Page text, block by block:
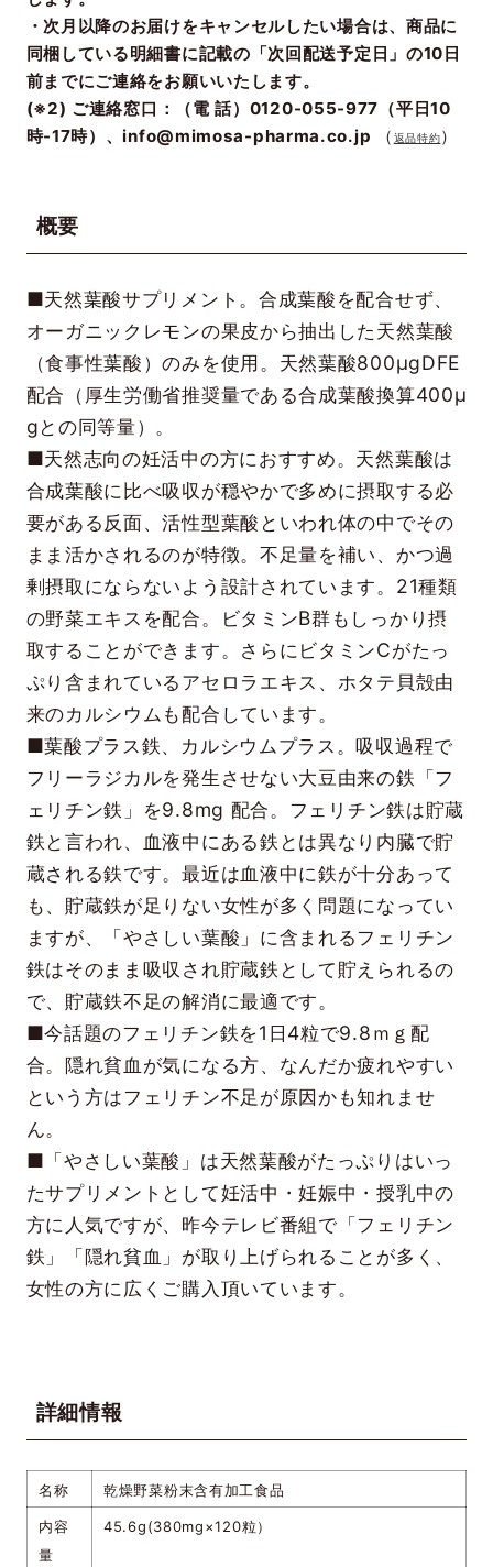
・次月以降のお届けをキャンセルしたい場合は、商品に
同梱している明細書に記載の「次回配送予定日」の10日
前までにご連絡をお願いいたします。
(※2) ご連絡窓口：（電 話）0120-055-977（平日10
時-17時）、info@mimosa-pharma.co.jp （ 返品特約）
概要
■天然葉酸サプリメント。合成葉酸を配合せず、
オーガニックレモンの果皮から抽出した天然葉酸
（食事性葉酸）のみを使用。天然葉酸800μgDFE
配合（厚生労働省推奨量である合成葉酸換算400μ
gとの同等量）。
■天然志向の妊活中の方におすすめ。天然葉酸は
合成葉酸に比べ吸収が穏やかで多めに摂取する必
要がある反面、活性型葉酸といわれ体の中でその
まま活かされるのが特徴。不足量を補い、かつ過
剰摂取にならないよう設計されています。21種類
の野菜エキスを配合。ビタミンB群もしっかり摂
取することができます。さらにビタミンCがたっ
ぷり含まれているアセロラエキス、ホタテ貝殻由
来のカルシウムも配合しています。
■葉酸プラス鉄、カルシウムプラス。吸収過程で
フリーラジカルを発生させない大豆由来の鉄「フ
ェリチン鉄」を9.8mg 配合。フェリチン鉄は貯蔵
鉄と言われ、血液中にある鉄とは異なり内臓で貯
蔵される鉄です。最近は血液中に鉄が十分あって
も、貯蔵鉄が足りない女性が多く問題になってい
ますが、「やさしい葉酸」に含まれるフェリチン
鉄はそのまま吸収され貯蔵鉄として貯えられるの
で、貯蔵鉄不足の解消に最適です。
■今話題のフェリチン鉄を1日4粒で9.8ｍｇ配
合。隠れ貧血が気になる方、なんだか疲れやすい
という方はフェリチン不足が原因かも知れませ
ん。
■「やさしい葉酸」は天然葉酸がたっぷりはいっ
たサプリメントとして妊活中・妊娠中・授乳中の
方に人気ですが、昨今テレビ番組で「フェリチン
鉄」「隠れ貧血」が取り上げられることが多く、
女性の方に広くご購入頂いています。
詳細情報
名称 乾燥野菜粉末含有加工食品
内容
量
45.6g(380mg×120粒）